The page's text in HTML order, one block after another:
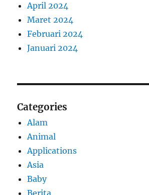
April 2024
Maret 2024
Februari 2024
Januari 2024
Categories
Alam
Animal
Applications
Asia
Baby